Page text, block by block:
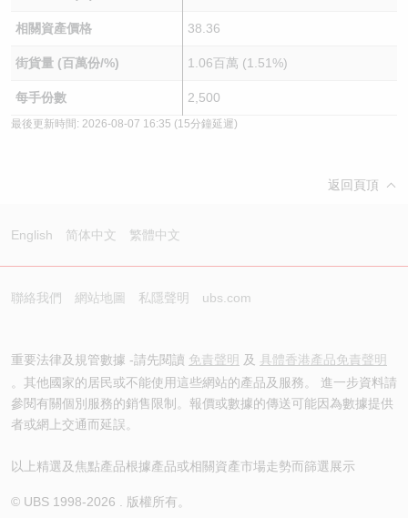
相關資產價格 38.36
街貨量 (百萬份/%) 1.06百萬 (1.51%)
每手份數 2,500
最後更新時間: 2026-08-07 16:35 (15分鐘延遲)
返回頁頂
English 简体中文 繁體中文
聯絡我們 網站地圖 私隱聲明 ubs.com
重要法律及規管數據 -請先閱讀 免責聲明 及 具體香港產品免責聲明
。其他國家的居民或不能使用這些網站的產品及服務。 進一步資料請
參閱有關個別服務的銷售限制。報價或數據的傳送可能因為數據提供
者或網上交通而延誤。
以上精選及焦點產品根據產品或相關資產市場走勢而篩選展示
© UBS 1998-2026 . 版權所有。